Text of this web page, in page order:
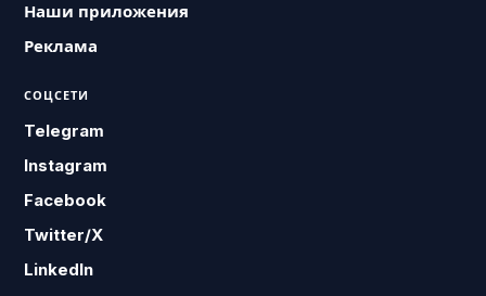
Наши приложения
Реклама
СОЦСЕТИ
Telegram
Instagram
Facebook
Twitter/X
LinkedIn